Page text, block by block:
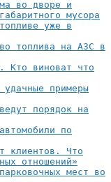
во дворе и
мусора
уже в
топлива на АЗС в
Кто виноват что
примеры
порядок на
по
клиентов. Что
отношений»
мест во